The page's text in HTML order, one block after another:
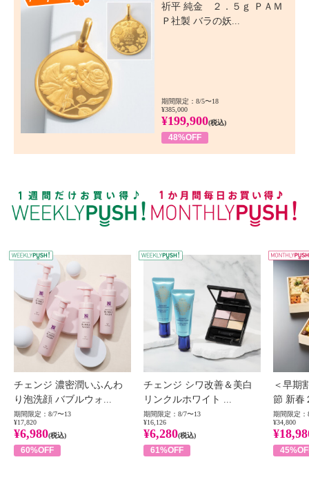
祈平 純金 ２．５ｇ ＰＡＭ
Ｐ社製 バラの妖...
期間限定：8/5〜18
¥385,000
¥199,900(税込)
48%OFF
WEEKLY PUSH
チェンジ 濃密潤いふんわ
り泡洗顔 バブルウォ...
期間限定：8/7〜13
¥17,820
¥6,980(税込)
60%OFF
チェンジ シワ改善＆美白
リンクルホワイト ...
期間限定：8/7〜13
¥16,126
¥6,280(税込)
61%OFF
＜早期
節 新春
期間限定：
¥34,800